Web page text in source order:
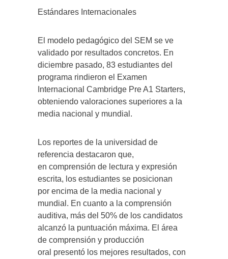
Estándares Internacionales
El modelo pedagógico del SEM se ve
validado por resultados concretos. En
diciembre pasado, 83 estudiantes del
programa rindieron el Examen
Internacional Cambridge Pre A1 Starters,
obteniendo valoraciones superiores a la
media nacional y mundial.
Los reportes de la universidad de
referencia destacaron que,
en comprensión de lectura y expresión
escrita, los estudiantes se posicionan
por encima de la media nacional y
mundial. En cuanto a la comprensión
auditiva, más del 50% de los candidatos
alcanzó la puntuación máxima. El área
de comprensión y producción
oral presentó los mejores resultados, con